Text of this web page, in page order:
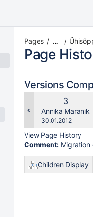
Pages …
Page
Versions
Old
Version
3
Annika Maranik
Saved
30.01.2012
View Page History
Comment: Migration
Children Display